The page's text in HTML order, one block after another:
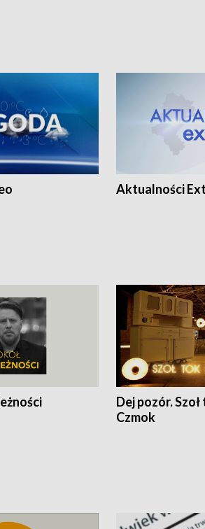
Aktualności
Dej pozór.
Czmok